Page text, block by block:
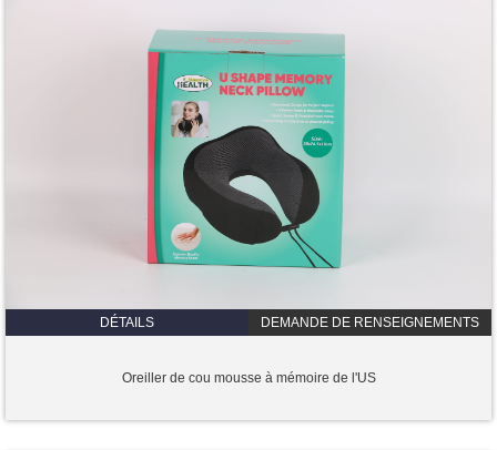
DÉTAILS DEMANDE DE RENSEIGNEMENTS
Oreiller de cou mousse à mémoire de l'US